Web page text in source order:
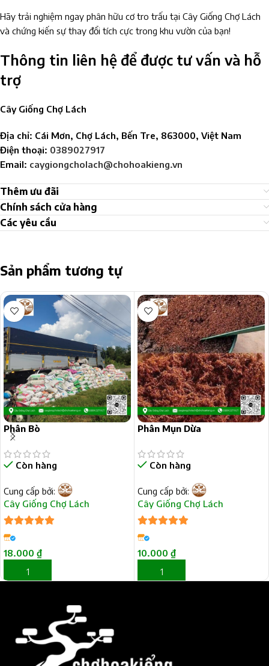
Hãy trải nghiệm ngay phân hữu cơ tro trấu tại Cây Giống Chợ Lách
và chứng kiến sự thay đổi tích cực trong khu vườn của bạn!
Thông tin liên hệ để được tư vấn và hỗ
trợ
Cây Giống Chợ Lách
Địa chỉ: Cái Mơn, Chợ Lách, Bến Tre, 863000, Việt Nam
Điện thoại: 0389027917
Email: caygiongcholach@chohoakieng.vn
Thêm ưu đãi
Chính sách cửa hàng
Các yêu cầu
Sản phẩm tương tự
Phân Bò
Còn hàng
Cung cấp bởi:
Cây Giống Chợ Lách
5trên 5
18.000 ₫
THÊM VÀO GIỎ HÀNG
Phân Mụn Dừa
Còn hàng
Cung cấp bởi:
Cây Giống Chợ Lách
5trên 5
10.000 ₫
THÊM VÀO GIỎ HÀNG